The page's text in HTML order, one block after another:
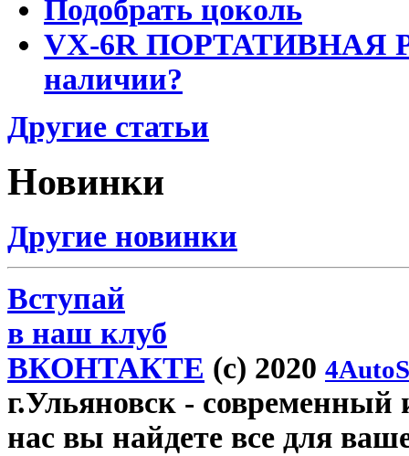
Подобрать цоколь
VX-6R ПОРТАТИВНАЯ
наличии?
Другие статьи
Новинки
Другие новинки
Вступай
в наш клуб
ВКОНТАКТЕ (c) 2020
г.Ульяновск - современный
нас вы найдете все для